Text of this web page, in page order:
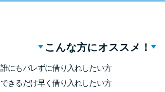
ソフト
こんな方にオススメ！
誰にもバレずに借り入れしたい方
できるだけ早く借り入れしたい方